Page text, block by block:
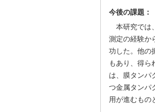
今後の課題：
本研究では
測定の経験か
功した。他の
もあり、得ら
は、膜タンパ
つ金属タンパ
用が進むもの